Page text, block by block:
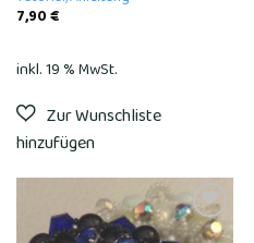
7,90€
inkl. 19 % MwSt.